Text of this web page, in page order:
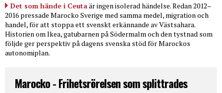
Det som hände i Ceutaär ingen isolerad händelse. Redan 2012–
2016 pressade Marocko Sverige med samma medel, migration och
handel, för att stoppa ett svenskt erkännande av Västsahara.
Historien om Ikea, gatubarnen på Södermalm och den tystnad som
följde ger perspektiv på dagens svenska stöd för Marockos
autonomiplan.
Marocko - Frihetsrörelsen som splittrades